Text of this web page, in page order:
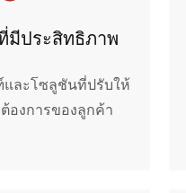
มีประสิทธิภาพ
ละโซลูชันที่ปรับให้
องการของลูกค้า